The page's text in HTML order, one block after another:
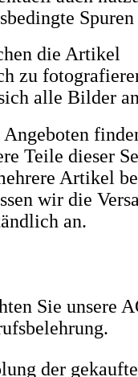
die Artikel
zu
alle Bilder
Angeboten
Teile dieser
Artikel
wir die
an.
Sie unsere
der